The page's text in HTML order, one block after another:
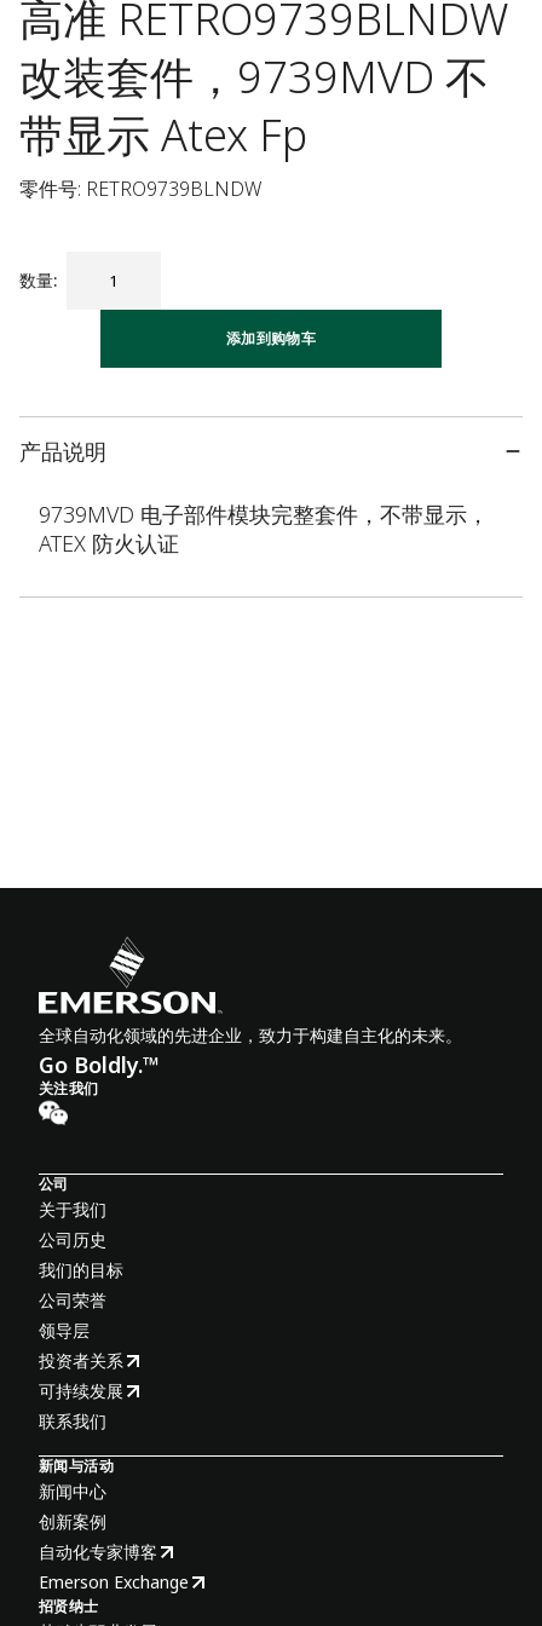
高准 RETRO9739BLNDW
改装套件，9739MVD 不
带显示 Atex Fp
零件号: RETRO9739BLNDW
数量:
添加到购物车
产品说明
9739MVD 电子部件模块完整套件，不带显示，
ATEX 防火认证
全球自动化领域的先进企业，致力于构建自主化的未来。
Go Boldly.™
关注我们
公司
关于我们
公司历史
我们的目标
公司荣誉
领导层
投资者关系
可持续发展
联系我们
新闻与活动
新闻中心
创新案例
自动化专家博客
Emerson Exchange
招贤纳士